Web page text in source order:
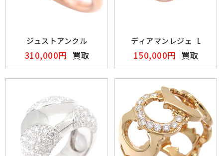
ジュストアンクル
310,000円 買取
ディアマンレジェ L
150,000円 買取